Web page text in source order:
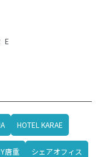
HOTEL KARAE
唐重 シェアオフィス